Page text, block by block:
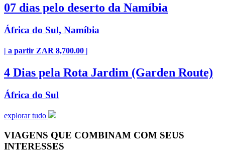
07 dias pelo deserto da Namíbia
África do Sul, Namíbia
| a partir ZAR 8,700.00 |
4 Dias pela Rota Jardim (Garden Route)
África do Sul
explorar tudo
VIAGENS QUE COMBINAM COM SEUS
INTERESSES